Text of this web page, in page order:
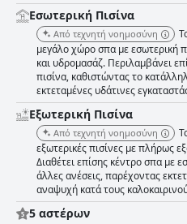
Εσωτερική Πισίνα
Από τεχνητή νοημοσύνη
μεγάλο χώρο σπα με εσωτερική
και υδρομασάζ. Περιλαμβάνει
πισίνα, καθιστώντας το
εκτεταμένες υδάτινες
Εξωτερική Πισίνα
Από τεχνητή νοημοσύνη
εξωτερικές πισίνες με πλήρως
Διαθέτει επίσης κέντρο σπα με
άλλες ανέσεις, παρέχοντας
αναψυχή κατά τους
5 αστέρων